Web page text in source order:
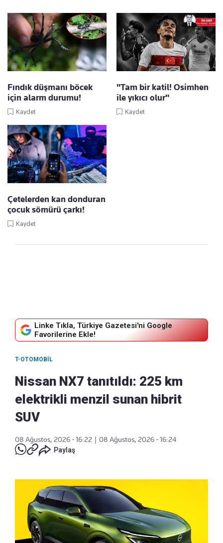
Fındık düşmanı böcek
için alarm durumu!
Kaydet
"Tam bir katil! Osimhen
ile yıkıcı olur"
Kaydet
Çetelerden kan donduran
çocuk sömürü çarkı!
Kaydet
Linke Tıkla, Türkiye Gazetesi'ni Google
Favorilerine Ekle!
T-OTOMOBIL
Nissan NX7 tanıtıldı: 225 km
elektrikli menzil sunan hibrit
SUV
08 Ağustos, 2026 - 16:22
08 Ağustos, 2026 - 16:24
Paylaş